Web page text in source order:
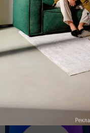
Обзор
Pro: гибкий подход к